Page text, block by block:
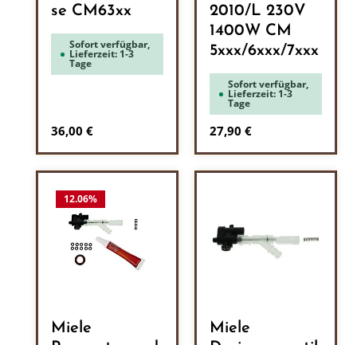
se CM63xx
Sofort verfügbar,
Lieferzeit: 1-3
Tage
Regulärer Preis:
36,00 €
2010/L 230V
1400W CM
5xxx/6xxx/7xxx
Sofort verfügbar,
Lieferzeit: 1-3
Tage
Regulärer Preis:
27,90 €
12.06%
Miele
Miele